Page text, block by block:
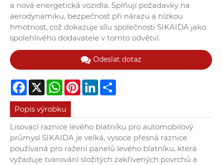
a nová energetická vozidla. Splňují požadavky na
aerodynamiku, bezpečnost při nárazu a nízkou
hmotnost, což dokazuje sílu společnosti SIKAIDA jako
spolehlivého dodavatele v tomto odvětví.
Odeslat dotaz
Facebook
X WhatsApp
PinterestLinkedIn
Popis výrobku
Lisovací raznice levého blatníku pro automobilový
průmysl SIKAIDA je velká, vysoce přesná raznice
používaná pro ražení panelů levého blatníku, která
vyžaduje tvarování složitých zakřivených povrchů a